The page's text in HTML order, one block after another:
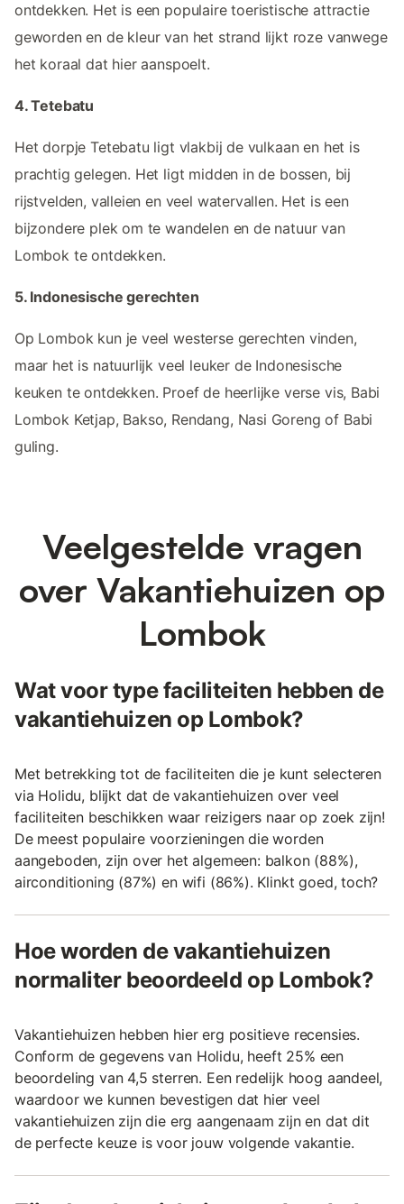
ontdekken. Het is een populaire toeristische attractie
geworden en de kleur van het strand lijkt roze vanwege
het koraal dat hier aanspoelt.
4. Tetebatu
Het dorpje Tetebatu ligt vlakbij de vulkaan en het is
prachtig gelegen. Het ligt midden in de bossen, bij
rijstvelden, valleien en veel watervallen. Het is een
bijzondere plek om te wandelen en de natuur van
Lombok te ontdekken.
5. Indonesische gerechten
Op Lombok kun je veel westerse gerechten vinden,
maar het is natuurlijk veel leuker de Indonesische
keuken te ontdekken. Proef de heerlijke verse vis, Babi
Lombok Ketjap, Bakso, Rendang, Nasi Goreng of Babi
guling.
Veelgestelde vragen
over Vakantiehuizen op
Lombok
Wat voor type faciliteiten hebben de
vakantiehuizen op Lombok?
Met betrekking tot de faciliteiten die je kunt selecteren
via Holidu, blijkt dat de vakantiehuizen over veel
faciliteiten beschikken waar reizigers naar op zoek zijn!
De meest populaire voorzieningen die worden
aangeboden, zijn over het algemeen: balkon (88%),
airconditioning (87%) en wifi (86%). Klinkt goed, toch?
Hoe worden de vakantiehuizen
normaliter beoordeeld op Lombok?
Vakantiehuizen hebben hier erg positieve recensies.
Conform de gegevens van Holidu, heeft 25% een
beoordeling van 4,5 sterren. Een redelijk hoog aandeel,
waardoor we kunnen bevestigen dat hier veel
vakantiehuizen zijn die erg aangenaam zijn en dat dit
de perfecte keuze is voor jouw volgende vakantie.